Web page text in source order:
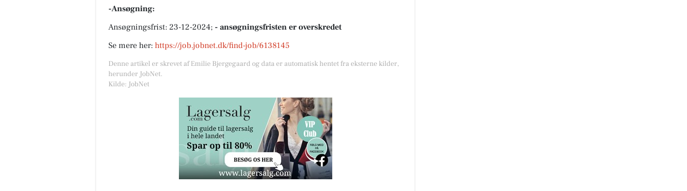
-Ansøgning:
Ansøgningsfrist: 23-12-2024; - ansøgningsfristen er overskredet
Se mere her: https://job.jobnet.dk/find-job/6138145
Denne artikel er skrevet af Emilie Bjergegaard og data er automatisk hentet fra eksterne kilder,
herunder JobNet.
Kilde: JobNet